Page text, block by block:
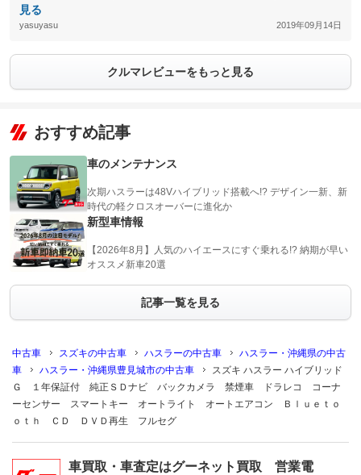
見る
yasuyasu 2019年09月14日
クルマレビューをもっと見る
おすすめ記事
車のメンテナンス
次期ハスラーは48Vハイブリッド搭載へ!? デザイン一新、新
時代の軽クロスオーバーに進化か
新型車情報
【2026年8月】人気のハイエースにすぐ乗れる!? 納期が早い
オススメ新車20選
記事一覧を見る
中古車 スズキの中古車 ハスラーの中古車
ハスラー・沖縄県の中古
車
ハスラー・沖縄県豊見城市の中古車
スズキ ハスラー ハイブリッド
Ｇ １年保証付 純正ＳＤナビ バックカメラ 禁煙車 ドラレコ コーナ
ーセンサー スマートキー オートライト オートエアコン Ｂｌｕｅｔｏ
ｏｔｈ ＣＤ ＤＶＤ再生 フルセグ
車買取・車査定はグーネット買取 営業電